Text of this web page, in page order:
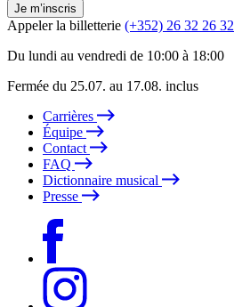
Je m’inscris
Appeler la billetterie (+352) 26 32 26 32
Du lundi au vendredi de 10:00 à 18:00
Fermée du 25.07. au 17.08. inclus
Carrières
Équipe
Contact
FAQ
Dictionnaire musical
Presse